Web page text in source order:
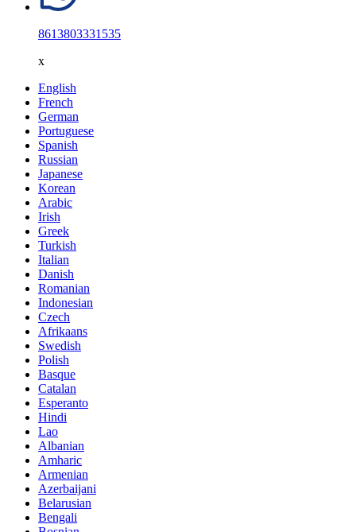
8613803331535
x
English
French
German
Portuguese
Spanish
Russian
Japanese
Korean
Arabic
Irish
Greek
Turkish
Italian
Danish
Romanian
Indonesian
Czech
Afrikaans
Swedish
Polish
Basque
Catalan
Esperanto
Hindi
Lao
Albanian
Amharic
Armenian
Azerbaijani
Belarusian
Bengali